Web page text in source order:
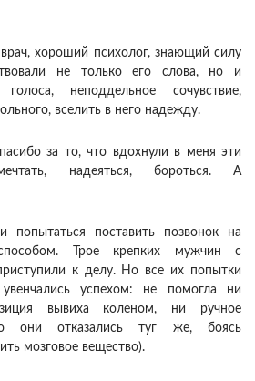
хороший психолог, знающий силу
не только его слова, но и
неподдельное сочувствие,
вселить в него надежду.
за то, что вдохнули в меня эти
надеяться, бороться. А
попытаться поставить позвонок на
Трое крепких мужчин с
к делу. Но все их попытки
успехом: не помогла ни
вывиха коленом, ни ручное
они отказались туг же, боясь
мозговое вещество).